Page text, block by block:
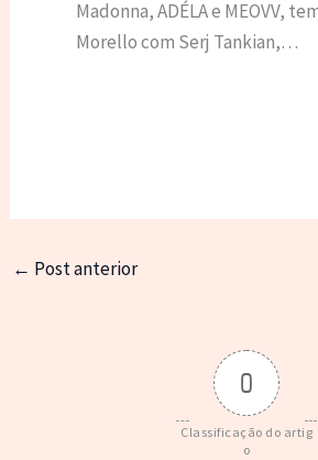
Madonna, ADÉLA e MEOVV,
Morello com Serj Tankian,…
← Post anterior
0
Classificação do artig
o